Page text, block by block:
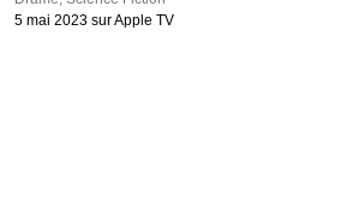
5 mai 2023 sur Apple TV